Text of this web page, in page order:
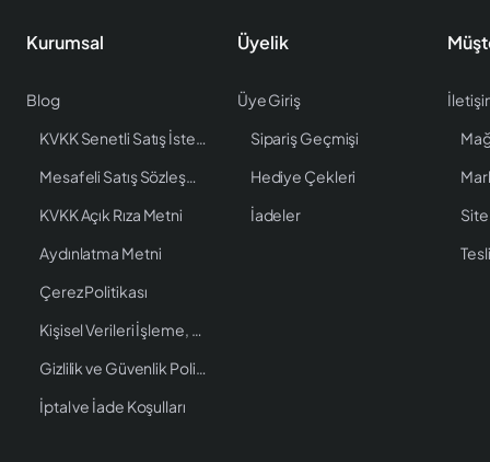
Kurumsal
Blog
KVKK Senetli Satış İstenen Bilgiler
Mesafeli Satış Sözleşmesi
KVKK Açık Rıza Metni
Aydınlatma Metni
Çerez Politikası
Kişisel Verileri İşleme, Saklama ve İmha Politikası
Gizlilik ve Güvenlik Politikası
İptal ve İade Koşulları
Üyelik
Üye Giriş
Sipariş Geçmişi
Hediye Çekleri
İadeler
Site